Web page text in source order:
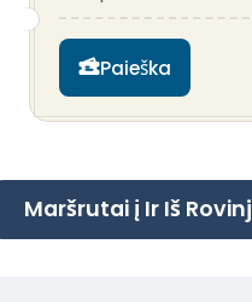
Paieška
Maršrutai į Ir Iš Rovinj